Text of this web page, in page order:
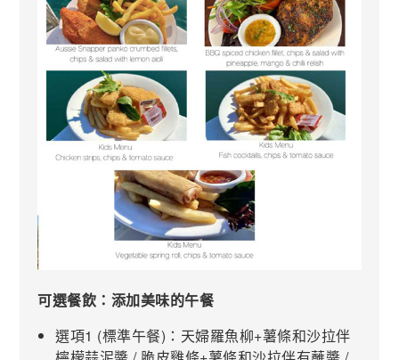
可選餐飲：添加美味的午餐
選項1 (標準午餐)：天婦羅魚柳+薯條和沙拉伴